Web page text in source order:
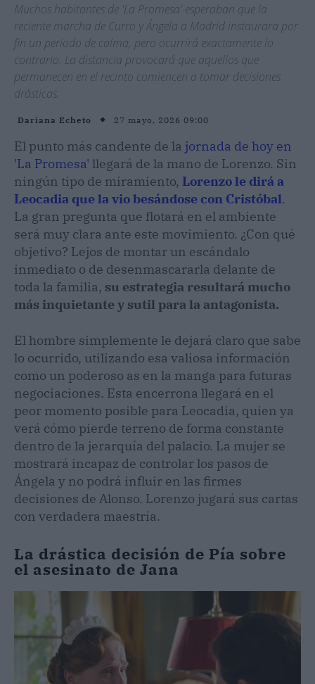
Muchos habitantes de 'La Promesa' esperaban que la
reciente marcha de Curro y Ángela a Madrid instaurara por
fin un periodo de calma, pero ocurrirá exactamente lo
contrario. La distancia provocará que aquellos que
permanecen en el recinto comiencen a tomar decisiones
drásticas.
Dariana Echeto 27 mayo, 2026 09:00
El punto más candente de la jornada de hoy en
'La Promesa' llegará de la mano de Lorenzo. Sin
ningún tipo de miramiento, Lorenzo le dirá a
Leocadia que la vio besándose con Cristóbal.
La gran pregunta que flotará en el ambiente
será muy clara ante este movimiento. ¿Con qué
objetivo? Lejos de montar un escándalo
inmediato o de desenmascararla delante de
toda la familia, su estrategia resultará mucho
más inquietante y sutil para la antagonista.
El hombre simplemente le dejará claro que sabe
lo ocurrido, utilizando esa valiosa información
como un poderoso as en la manga para futuras
negociaciones. Esta encerrona llegará en el
peor momento posible para Leocadia, quien ya
verá cómo pierde terreno de forma constante
dentro de la jerarquía del palacio. La mujer se
mostrará incapaz de controlar los pasos de
Ángela y no podrá influir en las firmes
decisiones de Alonso. Lorenzo jugará sus cartas
con verdadera maestría.
La drástica decisión de Pía sobre
el asesinato de Jana